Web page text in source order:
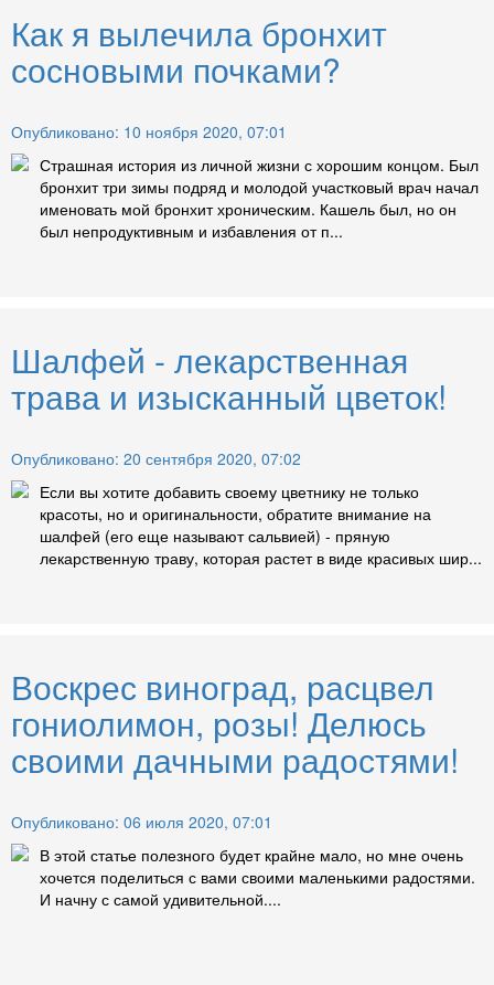
Как я вылечила бронхит
сосновыми почками?
Опубликовано: 10 ноября 2020, 07:01
Страшная история из личной жизни с хорошим концом. Был
бронхит три зимы подряд и молодой участковый врач начал
именовать мой бронхит хроническим. Кашель был, но он
был непродуктивным и избавления от п...
Шалфей - лекарственная
трава и изысканный цветок!
Опубликовано: 20 сентября 2020, 07:02
Если вы хотите добавить своему цветнику не только
красоты, но и оригинальности, обратите внимание на
шалфей (его еще называют сальвией) - пряную
лекарственную траву, которая растет в виде красивых шир...
Воскрес виноград, расцвел
гониолимон, розы! Делюсь
своими дачными радостями!
Опубликовано: 06 июля 2020, 07:01
В этой статье полезного будет крайне мало, но мне очень
хочется поделиться с вами своими маленькими радостями.
И начну с самой удивительной....